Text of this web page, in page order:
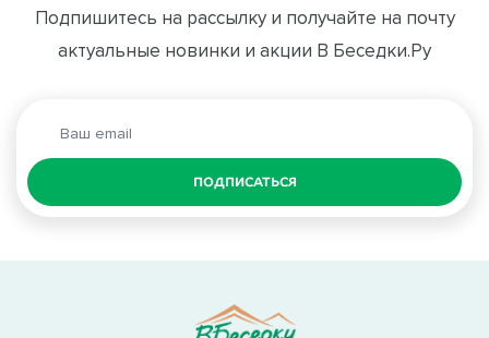
Подпишитесь на рассылку и получайте на почту
актуальные новинки и акции В Беседки.Ру
ПОДПИСАТЬСЯ